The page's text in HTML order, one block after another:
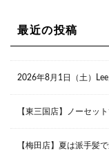
最近の投稿
2026年8月1日（土）
【東三国店】ノーセッ
【梅田店】夏は派手髪